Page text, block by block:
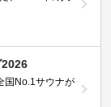
国No.1サウナが